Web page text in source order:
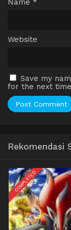
Website
Save my
for the next
Rekomendasi
COMPLETED